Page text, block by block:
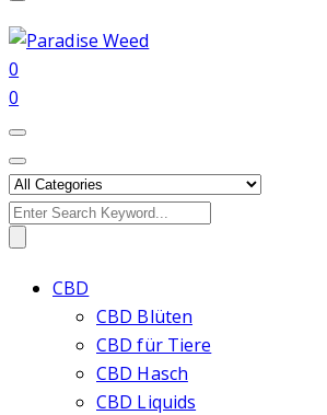
0
0
Search
CBD
CBD Blüten
CBD für Tiere
CBD Hasch
CBD Liquids